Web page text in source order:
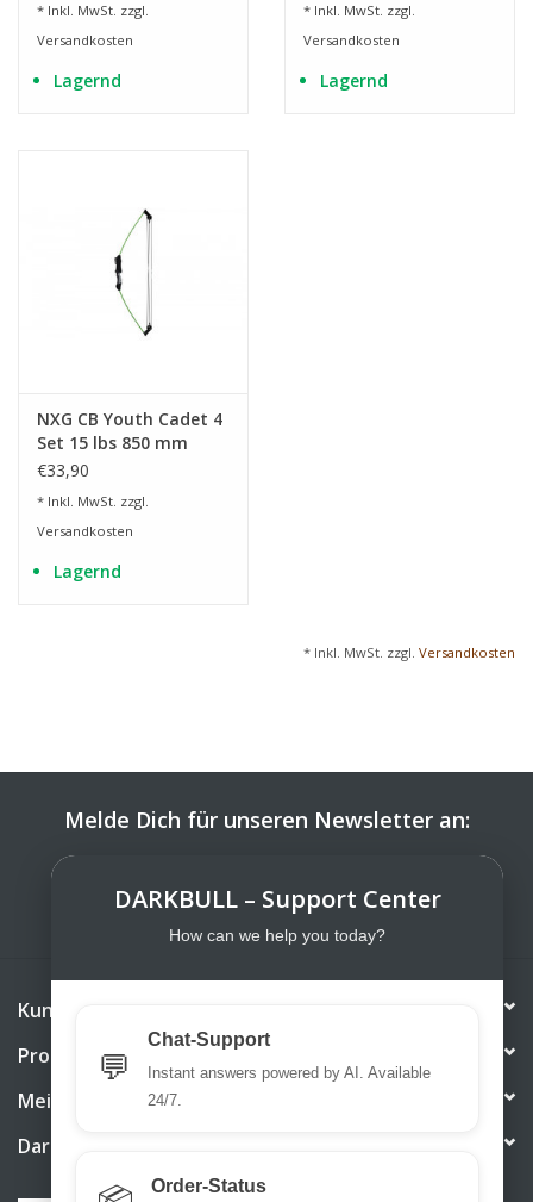
* Inkl. MwSt. zzgl.
Versandkosten
Lagernd
* Inkl. MwSt. zzgl.
Versandkosten
Lagernd
NXG CB Youth Cadet 4
Set 15 lbs 850 mm
€33,90
* Inkl. MwSt. zzgl.
Versandkosten
Lagernd
* Inkl. MwSt. zzgl. Versandkosten
Melde Dich für unseren Newsletter an:
Kundendienst
Produkte
Mein Konto
DarkBull TrendStore
DARKBULL – Support Center
How can we help you today?
💬
Chat-Support
Instant answers powered by AI. Available
24/7.
Order-Status